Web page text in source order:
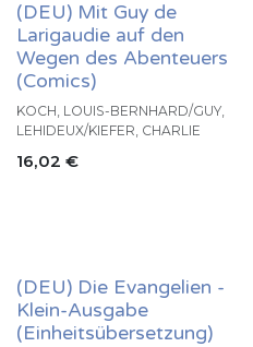
(DEU) Mit Guy de
Larigaudie auf den
Wegen des Abenteuers
(Comics)
KOCH, LOUIS-BERNHARD/GUY,
LEHIDEUX/KIEFER, CHARLIE
16,02 €
(DEU) Die Evangelien -
Klein-Ausgabe
(Einheitsübersetzung)